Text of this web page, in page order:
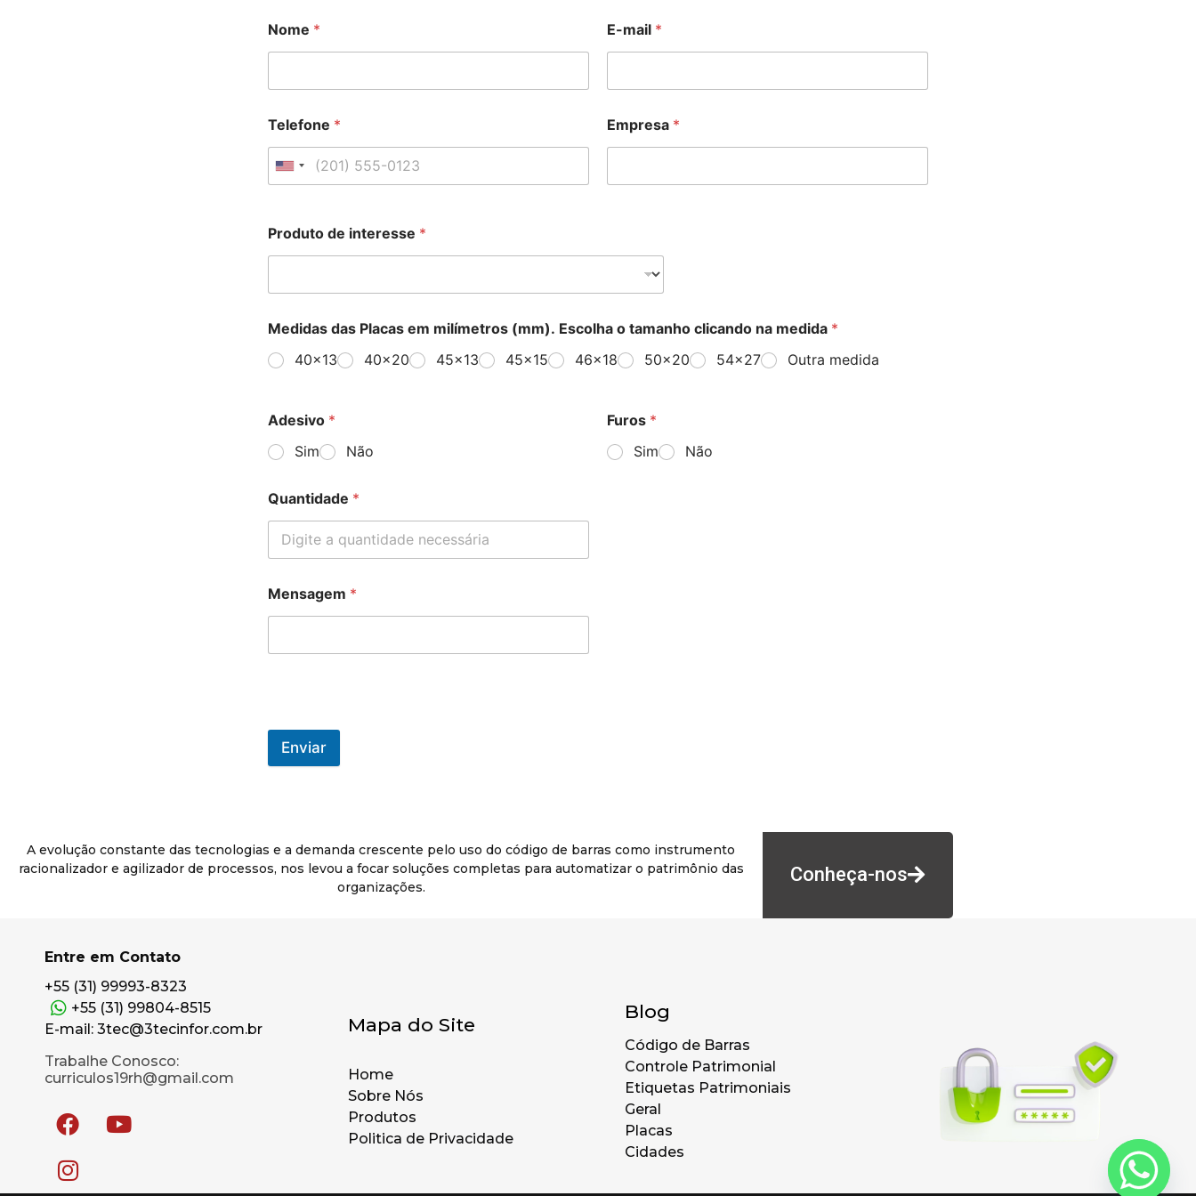
Nome *
Telefone *
E-mail *
Empresa *
Produto de interesse *
Medidas das Placas em milímetros (mm). Escolha o tamanho clicando na medida *
40x13
40x20 45x13 45x15 46x18 50x20 54x27 Outra medida
Adesivo *
Sim
Não
Quantidade *
Mensagem *
Furos *
Sim
Não
Enviar
A evolução constante das tecnologias e a demanda crescente pelo uso do código de barras como instrumento
racionalizador e agilizador de processos, nos levou a focar soluções completas para automatizar o patrimônio das
organizações.
Conheça-nos
Entre em Contato
+55 (31) 99993-8323
+55 (31) 99804-8515
E-mail: 3tec@3tecinfor.com.br
Trabalhe Conosco:
curriculos19rh@gmail.com
Mapa do Site
Home
Sobre Nós
Produtos
Politica de Privacidade
Blog
Código de Barras
Controle Patrimonial
Etiquetas Patrimoniais
Geral
Placas
Cidades